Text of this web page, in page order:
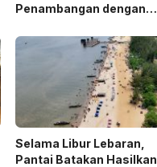
Penambangan dengan
Selama Libur Lebaran,
Pantai Batakan Hasilkan